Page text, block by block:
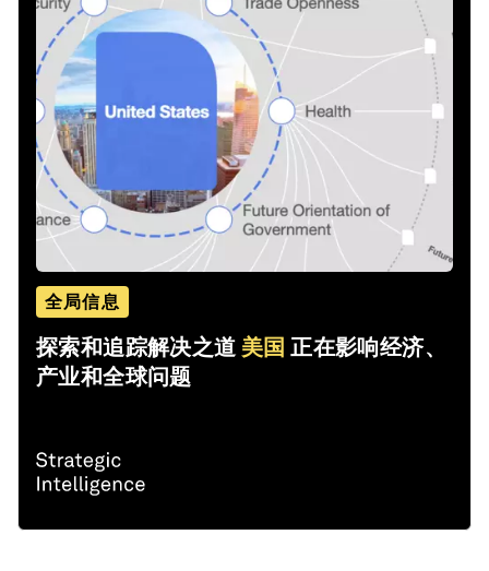
全局信息
探索和追踪解决之道 美国 正在影响经济、
产业和全球问题